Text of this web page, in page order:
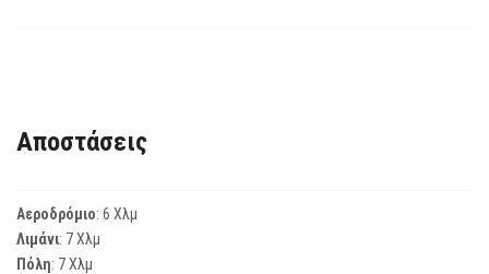
Αποστάσεις
Αεροδρόμιο: 6 Χλμ
Λιμάνι: 7 Χλμ
Πόλη: 7 Χλμ